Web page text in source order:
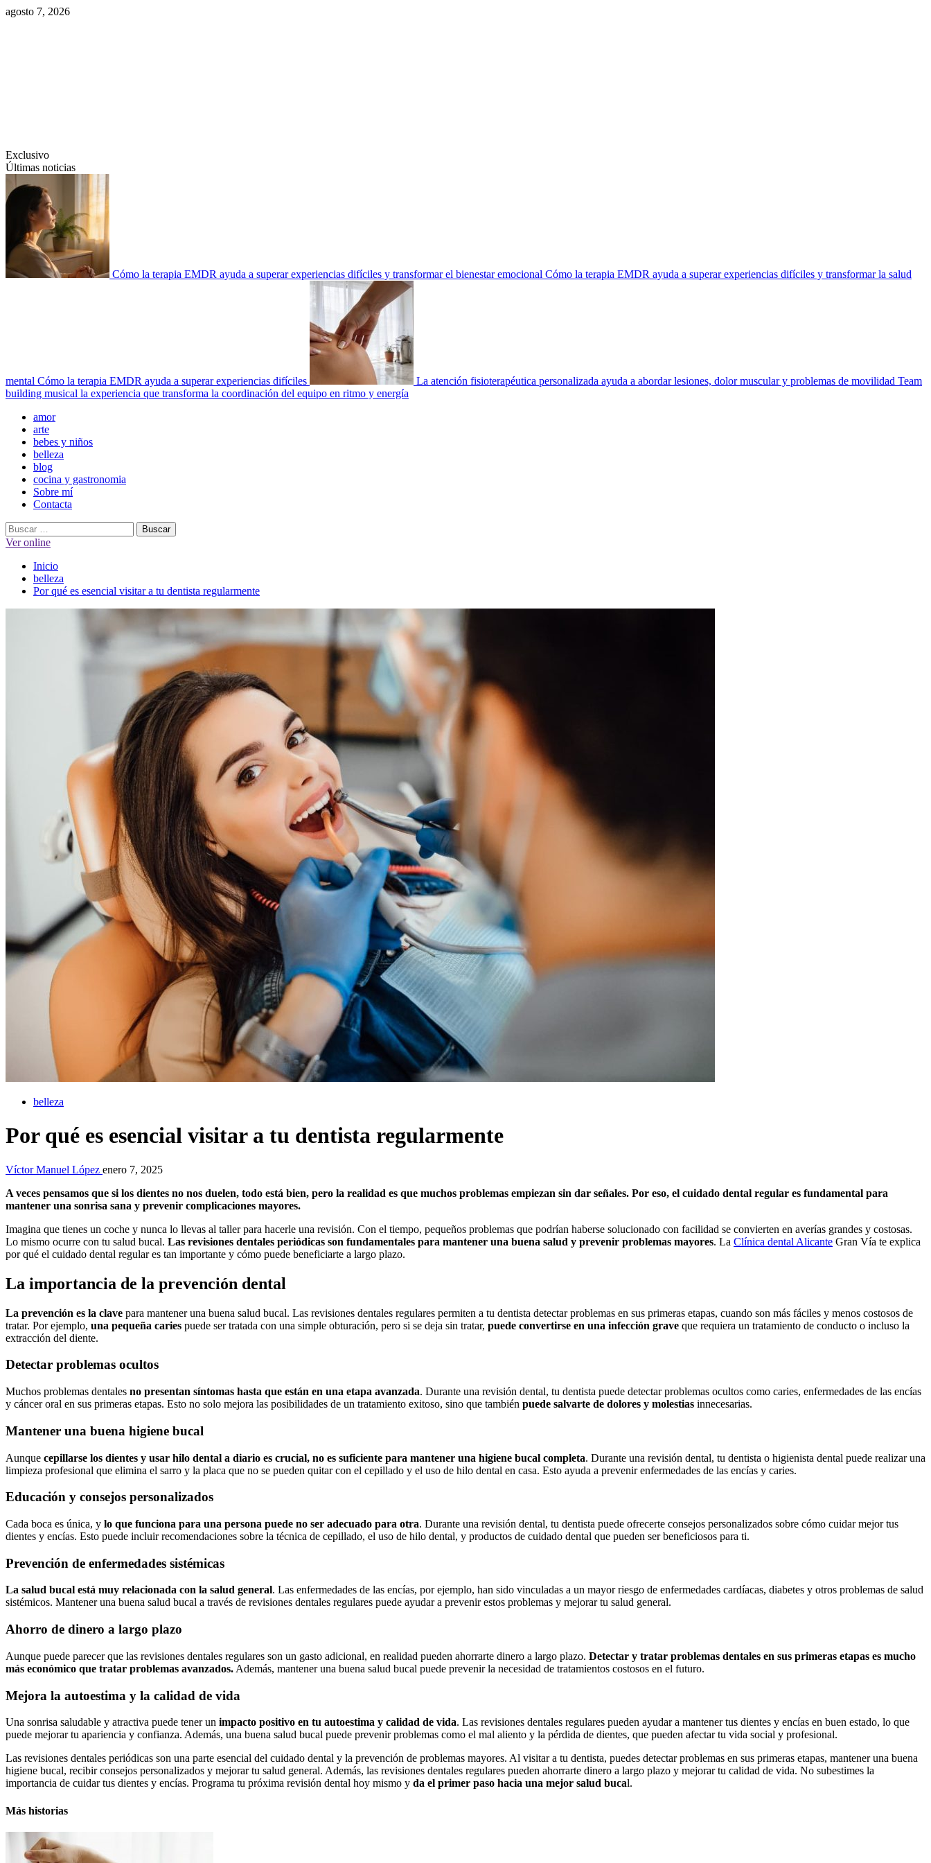
Saltar
agosto 7, 2026
Exclusivo
Últimas noticias
Cómo la terapia EMDR ayuda a superar experiencias difíciles y transformar el bienestar emocional Cómo la terapia EMDR ayuda a superar experiencias difíciles y transformar la salud
mental Cómo la terapia EMDR ayuda a superar experiencias difíciles La atención fisioterapéutica personalizada ayuda a abordar lesiones, dolor muscular y problemas de movilidad Team
building musical la experiencia que transforma la coordinación del equipo en ritmo y energía
Menú
principal
amor
arte
bebes y niños
belleza
blog
cocina y gastronomia
Sobre mí
Contacta
Buscar:
Ver online
Inicio
belleza
Por qué es esencial visitar a tu dentista regularmente
belleza
Por qué es esencial visitar a tu dentista regularmente
Víctor Manuel López enero 7, 2025
A veces pensamos que si los dientes no nos duelen, todo está bien, pero la realidad es que muchos problemas empiezan sin dar señales. Por eso, el cuidado dental regular es fundamental para
mantener una sonrisa sana y prevenir complicaciones mayores.
Imagina que tienes un coche y nunca lo llevas al taller para hacerle una revisión. Con el tiempo, pequeños problemas que podrían haberse solucionado con facilidad se convierten en averías grandes y costosas.
Lo mismo ocurre con tu salud bucal. Las revisiones dentales periódicas son fundamentales para mantener una buena salud y prevenir problemas mayores. La Clínica dental Alicante Gran Vía te explica
por qué el cuidado dental regular es tan importante y cómo puede beneficiarte a largo plazo.
La importancia de la prevención dental
La prevención es la clave para mantener una buena salud bucal. Las revisiones dentales regulares permiten a tu dentista detectar problemas en sus primeras etapas, cuando son más fáciles y menos costosos de
tratar. Por ejemplo, una pequeña caries puede ser tratada con una simple obturación, pero si se deja sin tratar, puede convertirse en una infección grave que requiera un tratamiento de conducto o incluso la
extracción del diente.
Detectar problemas ocultos
Muchos problemas dentales no presentan síntomas hasta que están en una etapa avanzada. Durante una revisión dental, tu dentista puede detectar problemas ocultos como caries, enfermedades de las encías
y cáncer oral en sus primeras etapas. Esto no solo mejora las posibilidades de un tratamiento exitoso, sino que también puede salvarte de dolores y molestias innecesarias.
Mantener una buena higiene bucal
Aunque cepillarse los dientes y usar hilo dental a diario es crucial, no es suficiente para mantener una higiene bucal completa. Durante una revisión dental, tu dentista o higienista dental puede realizar una
limpieza profesional que elimina el sarro y la placa que no se pueden quitar con el cepillado y el uso de hilo dental en casa. Esto ayuda a prevenir enfermedades de las encías y caries.
Educación y consejos personalizados
Cada boca es única, y lo que funciona para una persona puede no ser adecuado para otra. Durante una revisión dental, tu dentista puede ofrecerte consejos personalizados sobre cómo cuidar mejor tus
dientes y encías. Esto puede incluir recomendaciones sobre la técnica de cepillado, el uso de hilo dental, y productos de cuidado dental que pueden ser beneficiosos para ti.
Prevención de enfermedades sistémicas
La salud bucal está muy relacionada con la salud general. Las enfermedades de las encías, por ejemplo, han sido vinculadas a un mayor riesgo de enfermedades cardíacas, diabetes y otros problemas de salud
sistémicos. Mantener una buena salud bucal a través de revisiones dentales regulares puede ayudar a prevenir estos problemas y mejorar tu salud general.
Ahorro de dinero a largo plazo
Aunque puede parecer que las revisiones dentales regulares son un gasto adicional, en realidad pueden ahorrarte dinero a largo plazo. Detectar y tratar problemas dentales en sus primeras etapas es mucho
más económico que tratar problemas avanzados. Además, mantener una buena salud bucal puede prevenir la necesidad de tratamientos costosos en el futuro.
Mejora la autoestima y la calidad de vida
Una sonrisa saludable y atractiva puede tener un impacto positivo en tu autoestima y calidad de vida. Las revisiones dentales regulares pueden ayudar a mantener tus dientes y encías en buen estado, lo que
puede mejorar tu apariencia y confianza. Además, una buena salud bucal puede prevenir problemas como el mal aliento y la pérdida de dientes, que pueden afectar tu vida social y profesional.
Las revisiones dentales periódicas son una parte esencial del cuidado dental y la prevención de problemas mayores. Al visitar a tu dentista, puedes detectar problemas en sus primeras etapas, mantener una buena
higiene bucal, recibir consejos personalizados y mejorar tu salud general. Además, las revisiones dentales regulares pueden ahorrarte dinero a largo plazo y mejorar tu calidad de vida. No subestimes la
importancia de cuidar tus dientes y encías. Programa tu próxima revisión dental hoy mismo y da el primer paso hacia una mejor salud bucal.
Más historias